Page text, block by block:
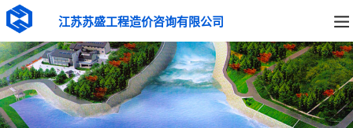
江苏苏盛工程造价咨询有限公司